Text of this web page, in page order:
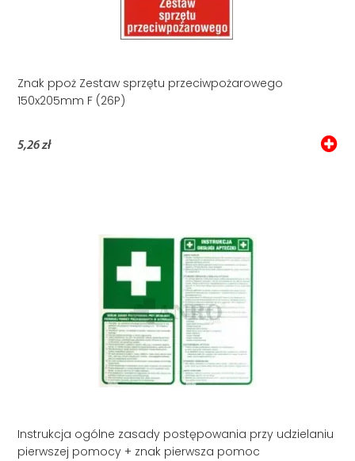
Znak ppoż Zestaw sprzętu przeciwpożarowego
150x205mm F (26P)
5,26 zł
Instrukcja ogólne zasady postępowania przy udzielaniu
pierwszej pomocy + znak pierwsza pomoc